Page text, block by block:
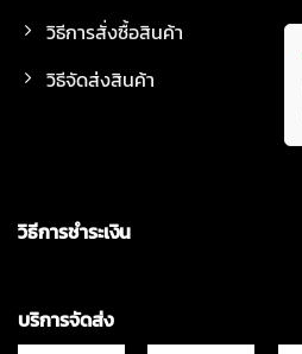
วิธีการสั่งซื้อสินค้า
วิธีจัดส่งสินค้า
วิธีการชำระเงิน
บริการจัดส่ง